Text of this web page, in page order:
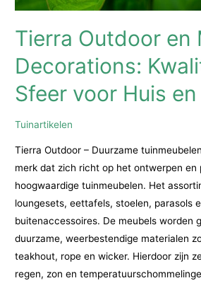
Tierra Outdoor en
Decorations:
Sfeer voor Huis en
Tuinartikelen
Tierra Outdoor – Duurzame
merk dat zich richt op het ontwerpen en
hoogwaardige tuinmeubelen. Het
loungesets, eettafels, stoelen, parasols
buitenaccessoires. De meubels worden
duurzame, weerbestendige materialen
teakhout, rope en wicker. Hierdoor zijn
regen, zon en